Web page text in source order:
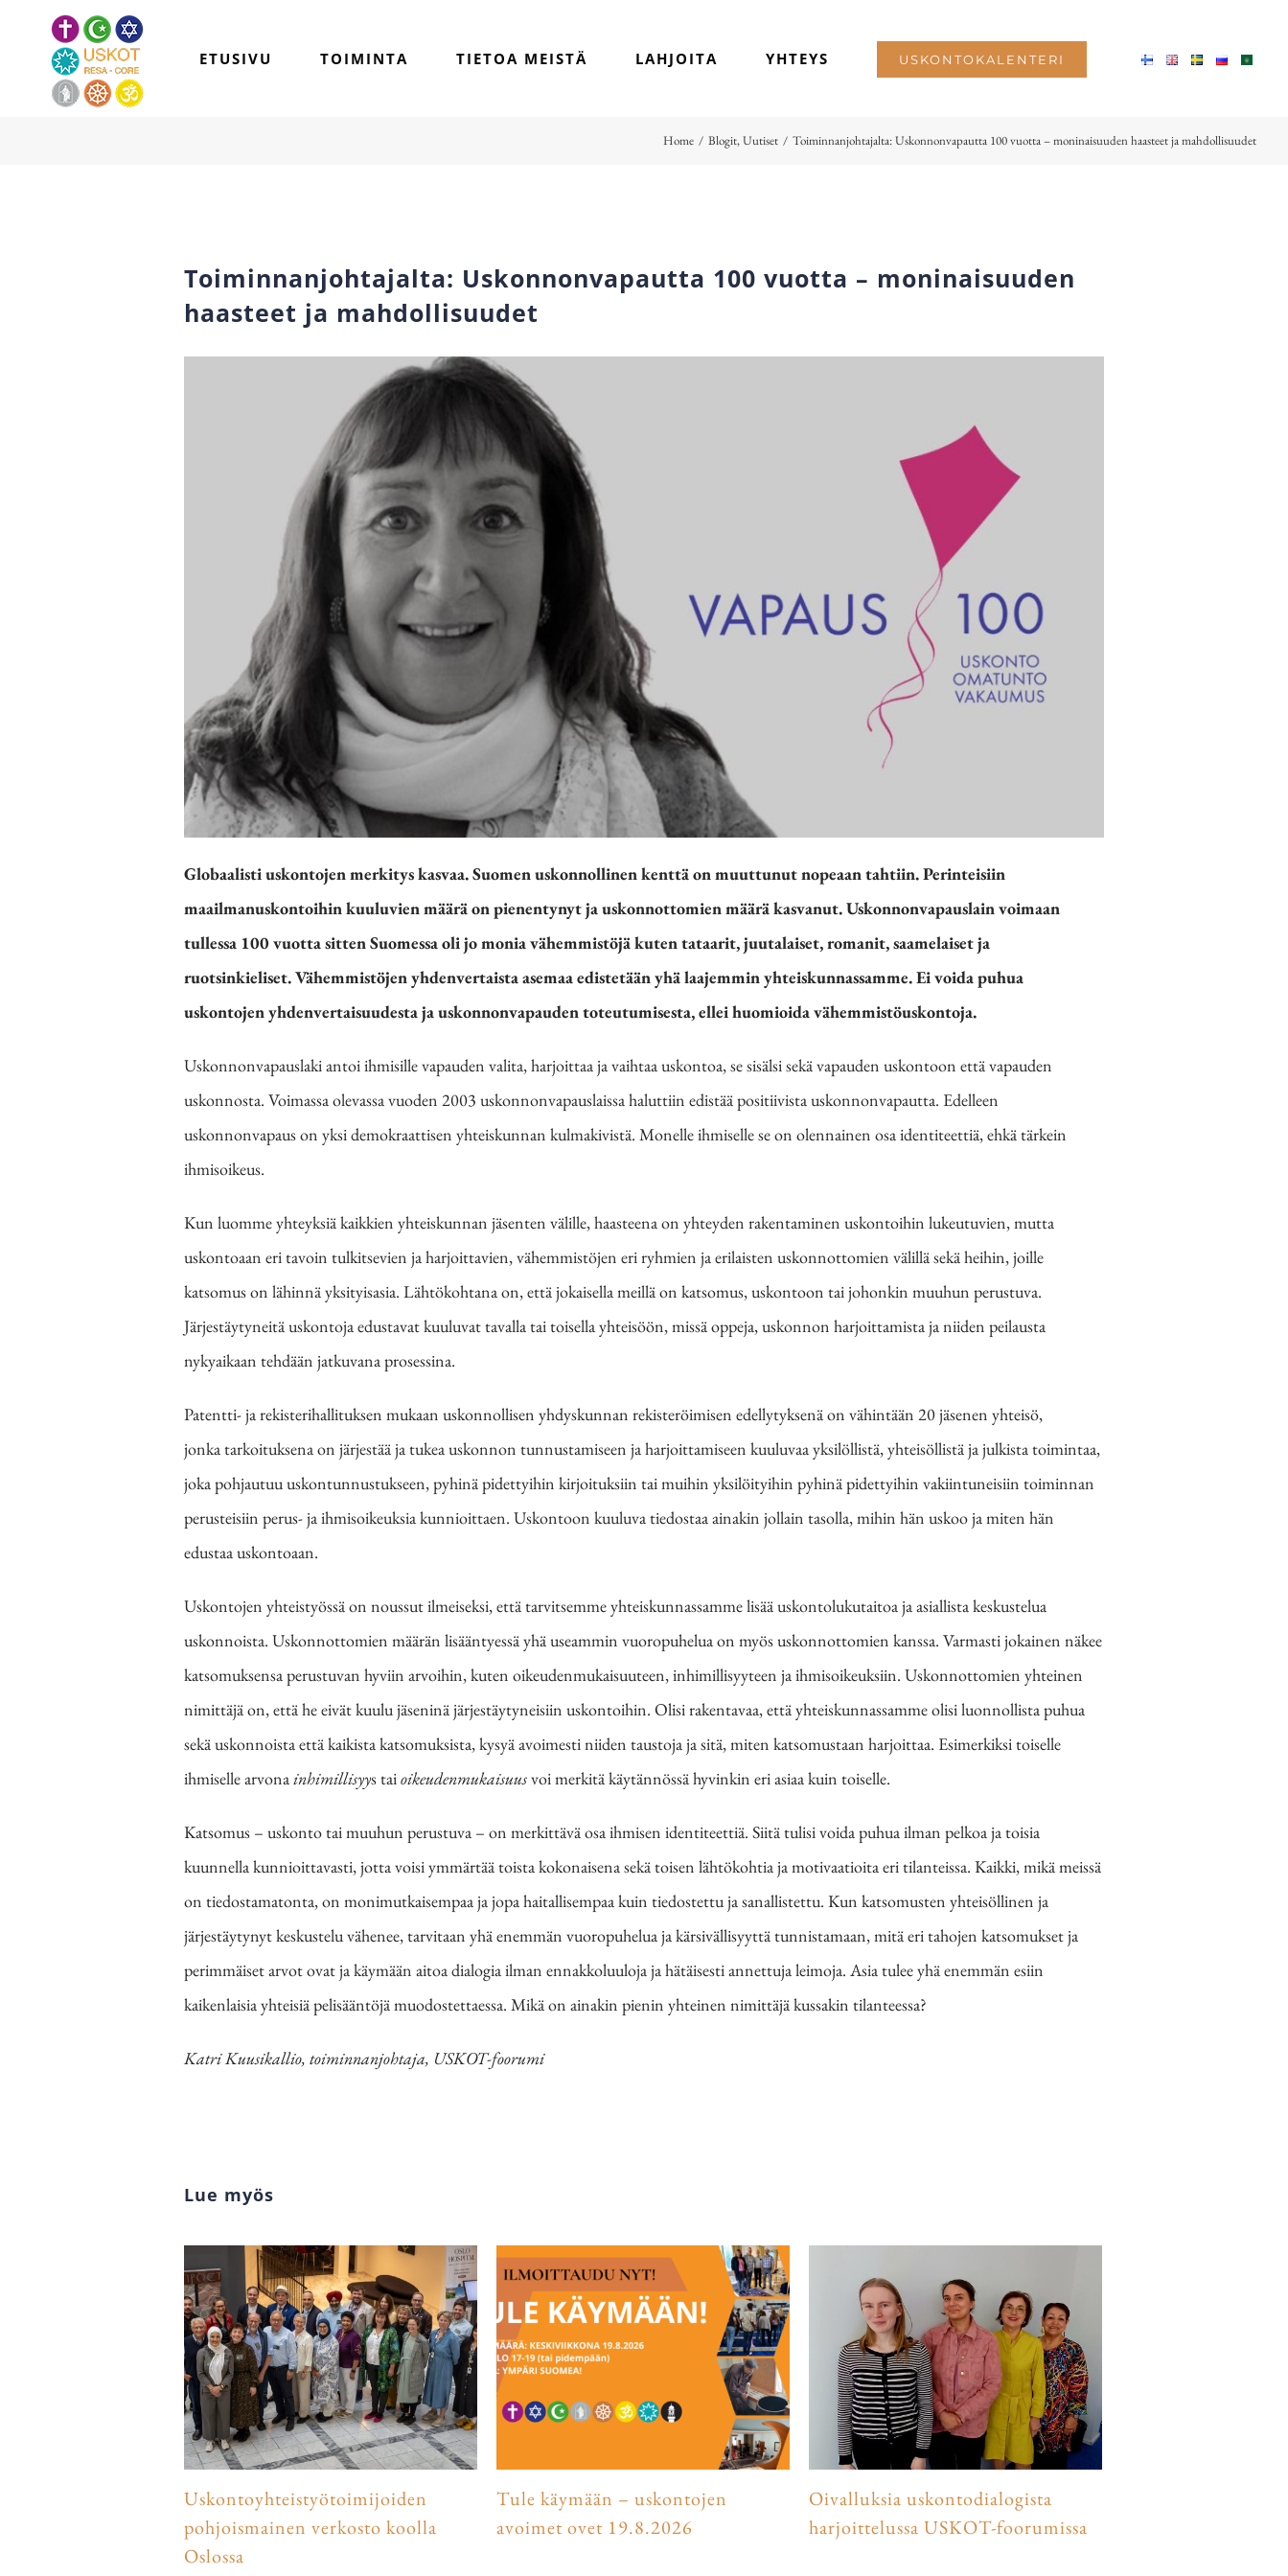
ETUSIVU TOIMINTA TIETOA MEISTÄ LAHJOITA YHTEYS USKONTOKALENTERI
Home / Blogit,Uutiset / Toiminnanjohtajalta: Uskonnonvapautta 100 vuotta – moninaisuuden haasteet ja mahdollisuudet
Toiminnanjohtajalta: Uskonnonvapautta 100 vuotta – moninaisuuden
haasteet ja mahdollisuudet
Globaalisti uskontojen merkitys kasvaa. Suomen uskonnollinen kenttä on muuttunut nopeaan tahtiin. Perinteisiin
maailmanuskontoihin kuuluvien määrä on pienentynyt ja uskonnottomien määrä kasvanut. Uskonnonvapauslain voimaan
tullessa 100 vuotta sitten Suomessa oli jo monia vähemmistöjä kuten tataarit, juutalaiset, romanit, saamelaiset ja
ruotsinkieliset.Vähemmistöjen yhdenvertaista asemaa edistetään yhä laajemmin yhteiskunnassamme. Ei voida puhua
uskontojen yhdenvertaisuudesta ja uskonnonvapauden toteutumisesta, ellei huomioida vähemmistöuskontoja.
Uskonnonvapauslaki antoi ihmisille vapauden valita, harjoittaa ja vaihtaa uskontoa, se sisälsi sekä vapauden uskontoon että vapauden
uskonnosta. Voimassa olevassa vuoden 2003 uskonnonvapauslaissa haluttiin edistää positiivista uskonnonvapautta. Edelleen
uskonnonvapaus on yksi demokraattisen yhteiskunnan kulmakivistä. Monelle ihmiselle se on olennainen osa identiteettiä, ehkä tärkein
ihmisoikeus.
Kun luomme yhteyksiä kaikkien yhteiskunnan jäsenten välille, haasteena on yhteyden rakentaminen uskontoihin lukeutuvien, mutta
uskontoaan eri tavoin tulkitsevien ja harjoittavien, vähemmistöjen eri ryhmien ja erilaisten uskonnottomien välillä sekä heihin, joille
katsomus on lähinnä yksityisasia. Lähtökohtana on, että jokaisella meillä on katsomus, uskontoon tai johonkin muuhun perustuva.
Järjestäytyneitä uskontoja edustavat kuuluvat tavalla tai toisella yhteisöön, missä oppeja, uskonnon harjoittamista ja niiden peilausta
nykyaikaan tehdään jatkuvana prosessina.
Patentti- ja rekisterihallituksen mukaan uskonnollisen yhdyskunnan rekisteröimisen edellytyksenä on vähintään 20 jäsenen yhteisö,
jonka tarkoituksena on järjestää ja tukea uskonnon tunnustamiseen ja harjoittamiseen kuuluvaa yksilöllistä, yhteisöllistä ja julkista toimintaa,
joka pohjautuu uskontunnustukseen, pyhinä pidettyihin kirjoituksiin tai muihin yksilöityihin pyhinä pidettyihin vakiintuneisiin toiminnan
perusteisiin perus- ja ihmisoikeuksia kunnioittaen. Uskontoon kuuluva tiedostaa ainakin jollain tasolla, mihin hän uskoo ja miten hän
edustaa uskontoaan.
Uskontojen yhteistyössä on noussut ilmeiseksi, että tarvitsemme yhteiskunnassamme lisää uskontolukutaitoa ja asiallista keskustelua
uskonnoista. Uskonnottomien määrän lisääntyessä yhä useammin vuoropuhelua on myös uskonnottomien kanssa. Varmasti jokainen näkee
katsomuksensa perustuvan hyviin arvoihin, kuten oikeudenmukaisuuteen, inhimillisyyteen ja ihmisoikeuksiin. Uskonnottomien yhteinen
nimittäjä on, että he eivät kuulu jäseninä järjestäytyneisiin uskontoihin. Olisi rakentavaa, että yhteiskunnassamme olisi luonnollista puhua
sekä uskonnoista että kaikista katsomuksista, kysyä avoimesti niiden taustoja ja sitä, miten katsomustaan harjoittaa. Esimerkiksi toiselle
ihmiselle arvona inhimillisyys tai oikeudenmukaisuusvoi merkitä käytännössä hyvinkin eri asiaa kuin toiselle.
Katsomus – uskonto tai muuhun perustuva – on merkittävä osa ihmisen identiteettiä. Siitä tulisi voida puhua ilman pelkoa ja toisia
kuunnella kunnioittavasti, jotta voisi ymmärtää toista kokonaisena sekä toisen lähtökohtia ja motivaatioita eri tilanteissa. Kaikki, mikä meissä
on tiedostamatonta, on monimutkaisempaa ja jopa haitallisempaa kuin tiedostettu ja sanallistettu. Kun katsomusten yhteisöllinen ja
järjestäytynyt keskustelu vähenee, tarvitaan yhä enemmän vuoropuhelua ja kärsivällisyyttä tunnistamaan, mitä eri tahojen katsomukset ja
perimmäiset arvot ovat ja käymään aitoa dialogia ilman ennakkoluuloja ja hätäisesti annettuja leimoja. Asia tulee yhä enemmän esiin
kaikenlaisia yhteisiä pelisääntöjä muodostettaessa. Mikä on ainakin pienin yhteinen nimittäjä kussakin tilanteessa?
Katri Kuusikallio, toiminnanjohtaja, USKOT-foorumi
Lue myös
Uskontoyhteistyötoimijoiden
pohjoismainen verkosto koolla
Oslossa
Tule käymään – uskontojen
avoimet ovet 19.8.2026
Oivalluksia uskontodialogista
harjoittelussa USKOT-foorumissa